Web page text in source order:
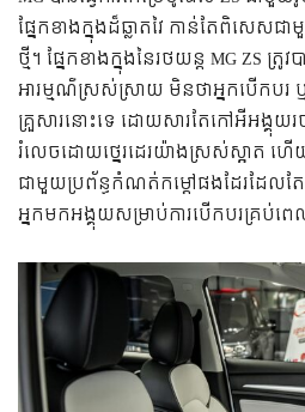
ផ្នែកខាងក្នុងដ៏ឆ្លាតវៃ កាន់តែពិសេសជ
ថ្មី។ ផ្នែកខាងក្នុងនៃរថយន្ត MG ZS ត្រូ
អារម្មណ៌ស្រស់ស្រាយ មិនថាអ្នកបើកបរ​​
គ្រួសារនោះទេ ដោយសារតែកៅអីអង្គុ
រំលេចដោយថ្នេរដេរយ៉ាងស្រស់ស្អាត ហើ
ជាមួយប្រព័ន្ធកំណត់កម្តៅផងដែរដែលត
អ្នកមកអង្គុយសម្រាប់ការបើកបរគ្រប់